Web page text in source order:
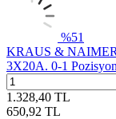
%51
KRAUS & NAIMER
3X20A. 0-1
1.328,40 TL
650,92 TL